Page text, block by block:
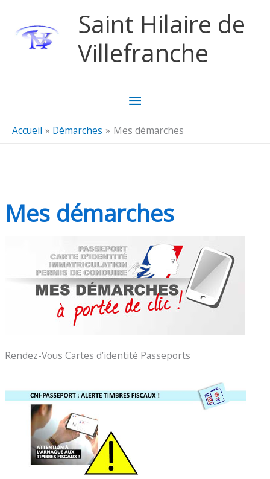
Saint Hilaire de
Villefranche
Menu
principal
Accueil Démarches Mes démarches
Mes démarches
Rendez-Vous Cartes d’identité Passeports